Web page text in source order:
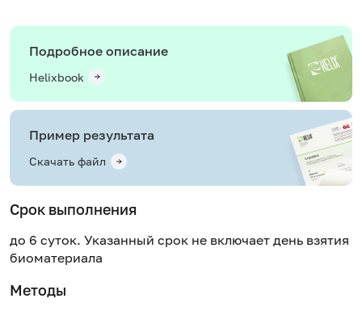
Подробное описание
Helixbook
Пример результата
Скачать файл
Срок выполнения
до 6 суток. Указанный срок не включает день взятия
биоматериала
Методы